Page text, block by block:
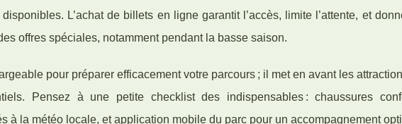
L’achat de billets en ligne garantit l’accès, limite l’attente, et
offres spéciales, notamment pendant la basse saison.
pour préparer efficacement votre parcours ; il met en avant les
Pensez à une petite checklist des indispensables : chaussures
à la météo locale, et application mobile du parc pour un accompagnement